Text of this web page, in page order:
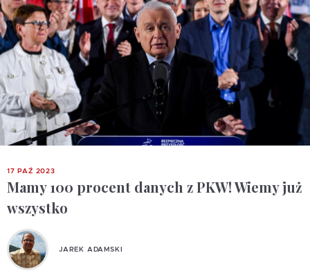
17 PAŹ 2023
Mamy 100 procent danych z PKW! Wiemy już
wszystko
JAREK ADAMSKI